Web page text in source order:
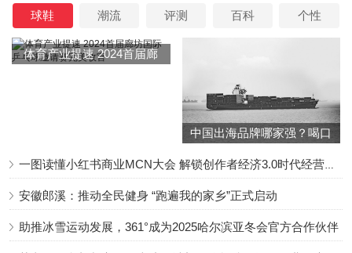
于借助时下流行的脱口秀形式，在轻松的氛围下，进一步推
动知识平民化、普及化、价值化。
据了解，泛知识已经成为快手今年以来增长最快的内容
类目之一，近期发布的《2021快手内容生态半年报》也显
示，平台60秒以上品类视频数增长Top 5分别为：法律、科
泛知识内容的重要渠道之一。
据悉，《新知懂事会》第一期将于9月3日晚8:00上线，
此后每周五晚定时播出。
球鞋 潮流 评测 百科 个性
体育产业提速 2024首届廊
中国出海品牌哪家强？喝口
安徽郎溪：推动全民健身 “跑遍我的家乡”正式启动
助推冰雪运动发展，361°成为2025哈尔滨亚冬会官方合作伙伴